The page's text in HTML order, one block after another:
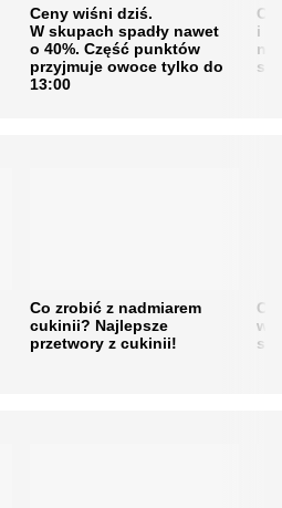
Ceny wiśni dziś.
W skupach spadły nawet
o 40%. Część punktów
przyjmuje owoce tylko do
13:00
i
Co zrobić z nadmiarem
cukinii? Najlepsze
przetwory z cukinii!
w